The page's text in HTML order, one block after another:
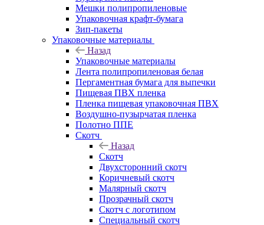
Мешки полипропиленовые
Упаковочная крафт-бумага
Зип-пакеты
Упаковочные материалы
Назад
Упаковочные материалы
Лента полипропиленовая белая
Пергаментная бумага для выпечки
Пищевая ПВХ пленка
Пленка пищевая упаковочная ПВХ
Воздушно-пузырчатая пленка
Полотно ППЕ
Скотч
Назад
Скотч
Двухсторонний скотч
Коричневый скотч
Малярный скотч
Прозрачный скотч
Скотч с логотипом
Специальный скотч